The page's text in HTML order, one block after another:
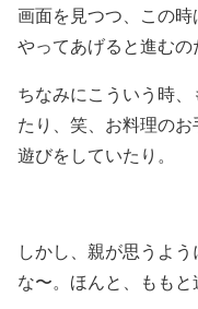
画面を見つつ、この
やってあげると進むの
ちなみにこういう時
たり、笑、お料理の
遊びをしていたり。
しかし、親が思うよ
な〜。ほんと、ももと